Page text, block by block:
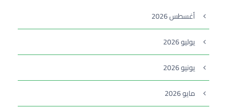
أغسطس 2026
يوليو 2026
يونيو 2026
مايو 2026